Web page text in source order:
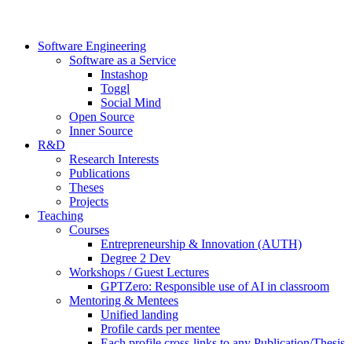
Software Engineering
Software as a Service
Instashop
Toggl
Social Mind
Open Source
Inner Source
R&D
Research Interests
Publications
Theses
Projects
Teaching
Courses
Entrepreneurship & Innovation (AUTH)
Degree 2 Dev
Workshops / Guest Lectures
GPTZero: Responsible use of AI in classroom
Mentoring & Mentees
Unified landing
Profile cards per mentee